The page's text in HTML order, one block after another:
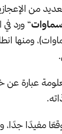
من
“ ورد
ومنها
عبارة
مفيدًا جدًا،